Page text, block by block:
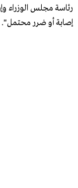
رئاسة مجلس الوزراء
إصابة أو ضرر محتمل".